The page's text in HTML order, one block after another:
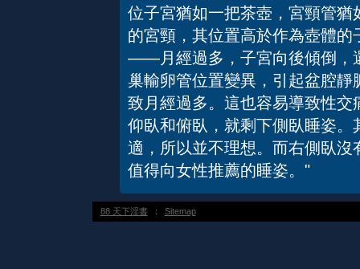
位子宮猶如一把茶壺，宮頸管
的宮頸，其位置高於作為壺體
——月經過多，子宮向後傾倒，
巢輸卵管位置變異，引起盆腔
致月經過多。這也容易導致性
仰臥和俯臥，就剩下側臥睡姿
適，所以並不理想。而右側臥
值得向女性推薦的睡姿。"
88 天下淫書 ： Sitemap